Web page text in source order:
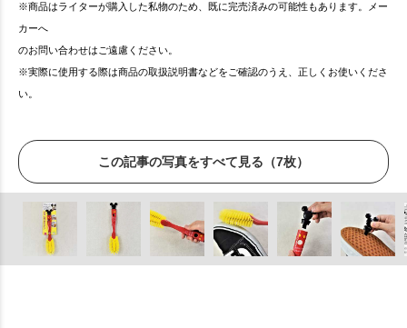
※商品はライターが購入した私物のため、既に完売済みの可能性もあります。メー
カーへ
のお問い合わせはご遠慮ください。
※実際に使用する際は商品の取扱説明書などをご確認のうえ、正しくお使いくださ
い。
この記事の写真をすべて見る（7枚）